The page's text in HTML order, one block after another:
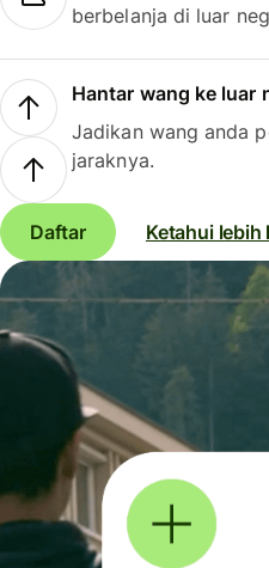
berbelanja di luar
Hantar wang ke luar
Jadikan wang anda
jaraknya.
Daftar Ketahui lebih